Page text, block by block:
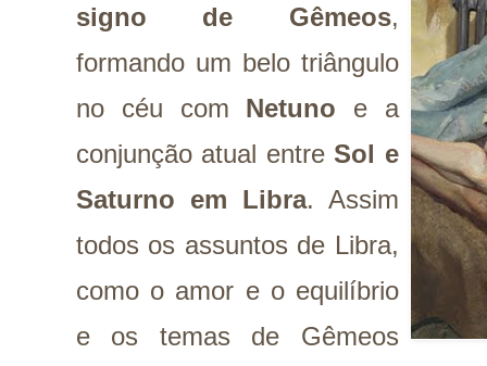
signo de Gêmeos,
formando um belo triângulo
no céu com Netuno e a
conjunção atual entre Sol e
Saturno em Libra. Assim
todos os assuntos de Libra,
como o amor e o equilíbrio
e os temas de Gêmeos